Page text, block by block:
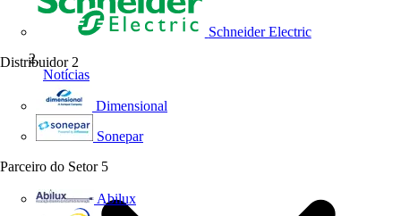
Schneider Electric
Distribuidor 2
Dimensional
Sonepar
Parceiro do Setor 5
Abilux
Notícias